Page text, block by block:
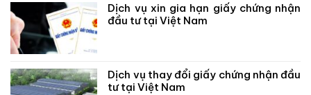
Dịch vụ xin gia hạn giấy chứng nhận
đầu tư tại Việt Nam
Dịch vụ thay đổi giấy chứng nhận đầu
tư tại Việt Nam